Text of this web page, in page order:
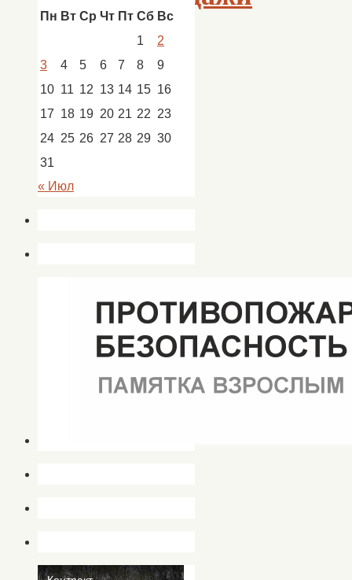
Пн Вт Ср Чт Пт Сб Вс
1
2
3
4 5 6 7 8
9
10 11 12 13 14 15 16
17 18 19 20 21 22 23
24 25 26 27 28 29 30
31
« Июл